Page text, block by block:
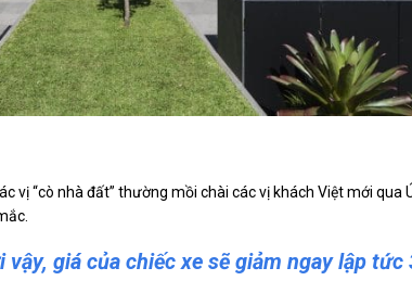
vị “cò nhà đất” thường mồi chài các vị khách Việt mới qua
vậy, giá của chiếc xe sẽ giảm ngay lập